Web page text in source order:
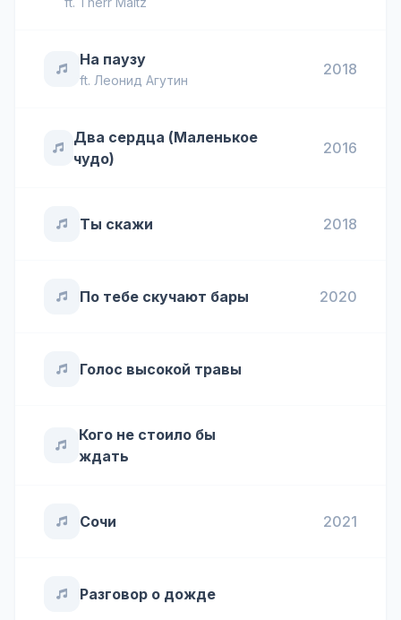
На паузу
ft. Леонид Агутин
2018
Два сердца (Маленькое
чудо)
2016
Ты скажи 2018
По тебе скучают бары 2020
Голос высокой травы
Кого не стоило бы
ждать
Сочи 2021
Разговор о дожде